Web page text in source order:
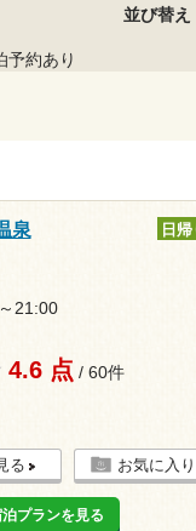
並び替え
予約あり
泉
日帰
21:00
4.6 点 / 60件
る お気に入
プランを見る